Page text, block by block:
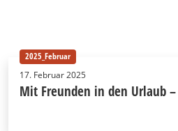
2025_Februar
17. Februar 2025
Mit Freunden in den Urlaub